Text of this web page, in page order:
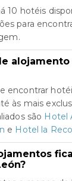
10 hotéis
para
encontrar
às mais
são Hotel
e Hotel la